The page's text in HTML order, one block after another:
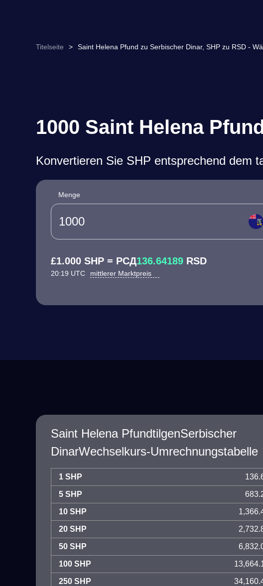
Titelseite > Saint Helena Pfund zu Serbischer Dinar, SHP zu RSD -
1000 Saint Helena
Konvertieren Sie SHP entsprechend dem
Menge
£1.000 SHP = РСД136.64189 RSD
20:19 UTC mittlerer Marktpreis
Saint Helena PfundtilgenSerbischer
DinarWechselkurs-Umrechnungstabelle
1 SHP
5 SHP
10 SHP
20 SHP
50 SHP
100 SHP
250 SHP